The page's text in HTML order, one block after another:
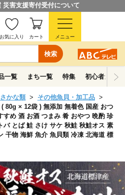
災害支援寄付受付について
検索
お気に入り カート メニュー
一覧 まち一覧 特集 初心者ガイド
かな類
その他魚貝・加工品
80g × 12袋 ) 無添加 無着色 国産 おつ
すめ 酒 お酒 つまみ 肴 おやつ 晩酌 珍
バ とば 鮭 さけ サケ 秋鮭 秋鮭オス 素
干物 海鮮 魚介 魚貝類 冷凍 北海道 標